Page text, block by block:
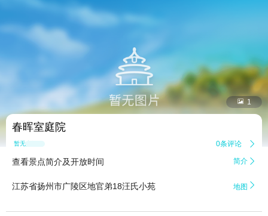
 1
春晖室庭院
暂无点评 0条评论 
查看景点简介及开放时间 简介 
江苏省扬州市广陵区地官弟18汪氏小苑 地图 